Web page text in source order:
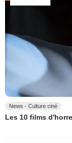
News - Culture ciné
Les 10 films